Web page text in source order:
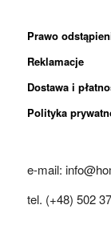
Prawo
Reklamacje
Dostawa i
Polityka
e-mail:
tel. (+48) 502